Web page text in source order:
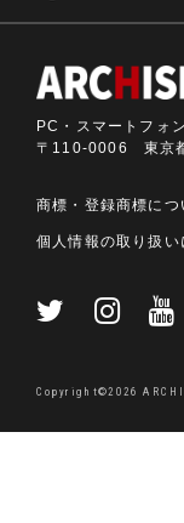
PC・スマートフォ
〒110-0006 東京
商標・登録商標につ
個人情報の取り扱い
Copyright©2026